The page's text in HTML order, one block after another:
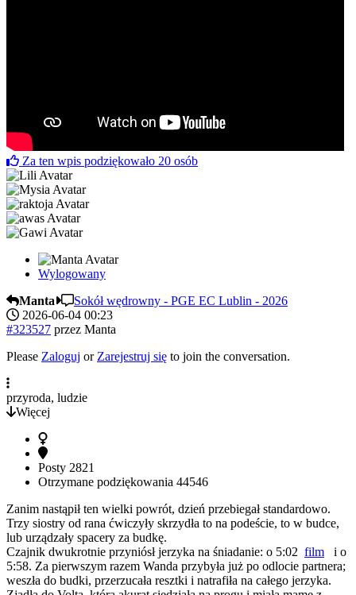
Za ten wpis podziękowało 20 osób
Wylogowany
Manta
Sokół wędrowny - PGE EC Lublin - 2026
2026-06-04 00:23
#323527 przez Manta
Please Zaloguj or Zarejestruj się to join the conversation.
przyroda, ludzie
Więcej
Posty 2821
Otrzymane podziękowania 44546
Zanim nastąpił ten wielki powrót, dzień przebiegał standardowo.
Trzy siostry od rana ćwiczyły skrzydła to na podeście, to w budce,
lub urządzały spacery za budkę.
Czajnik dwukrotnie przyniósł jerzyka na śniadanie: o 5:02 film i o
5:58. Za pierwszym razem Wanda przybyła już po odlocie partnera;
weszła do budki, przerzucała resztki i natrafiła na całego jerzyka.